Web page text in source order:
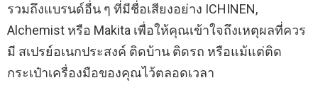
รวมถึงแบรนด์อื่น ๆ ที่มีชื่อเสียงอย่าง ICHINEN,
Alchemist หรือ Makita เพื่อให้คุณเข้าใจถึงเหตุผลที่ควร
มี สเปรย์อเนกประสงค์ ติดบ้าน ติดรถ หรือแม้แต่ติด
กระเป๋าเครื่องมือของคุณไว้ตลอดเวลา